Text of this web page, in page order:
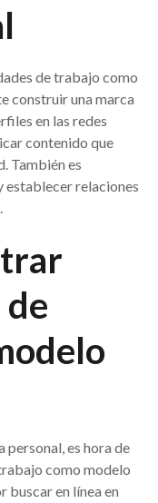
de trabajo como
construir una marca
en las redes
contenido que
También es
establecer relaciones
personal, es hora de
como modelo
buscar en línea en